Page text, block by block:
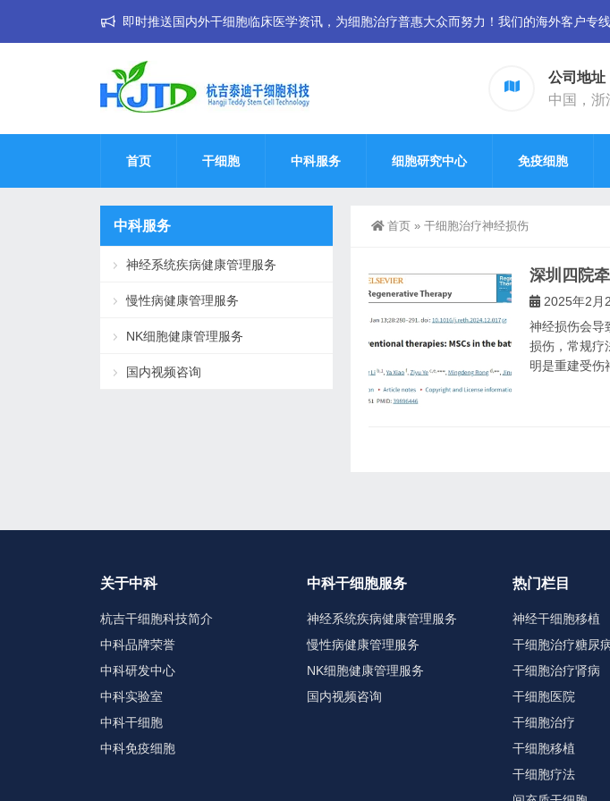
即时推送国内外干细胞临床医学资讯，为细胞治疗普惠大众而努力！我们的海外客户专
公司地址
中国，浙
首页 干细胞 中科服务 细胞研究中心 免疫细胞
首页 » 干细胞治疗神经损伤
深圳四院
2025年2月
神经损伤会导
损伤，常规疗
明是重建受伤
中科服务
神经系统疾病健康管理服务
慢性病健康管理服务
NK细胞健康管理服务
国内视频咨询
关于中科
杭吉干细胞科技简介
中科品牌荣誉
中科研发中心
中科实验室
中科干细胞
中科免疫细胞
中科干细胞服务
神经系统疾病健康管理服务
慢性病健康管理服务
NK细胞健康管理服务
国内视频咨询
热门栏目
神经干细胞移植
干细胞治疗糖尿
干细胞治疗肾病
干细胞医院
干细胞治疗
干细胞移植
干细胞疗法